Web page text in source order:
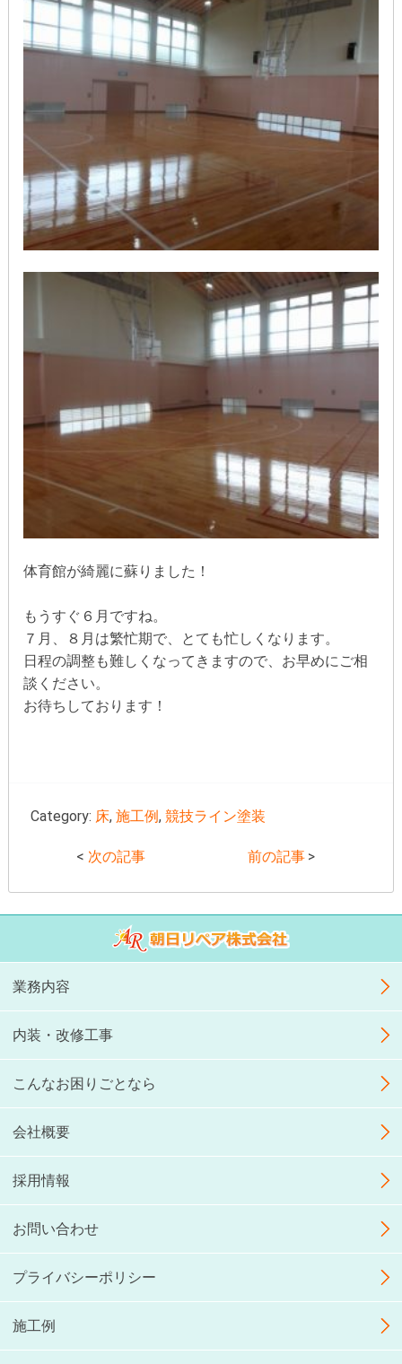
体育館が綺麗に蘇りました！
もうすぐ６月ですね。
７月、８月は繁忙期で、とても忙しくなります。
日程の調整も難しくなってきますので、お早めにご相
談ください。
お待ちしております！
Category: 床, 施工例, 競技ライン塗装
< 次の記事 前の記事 >
業務内容
内装・改修工事
こんなお困りごとなら
会社概要
採用情報
お問い合わせ
プライバシーポリシー
施工例